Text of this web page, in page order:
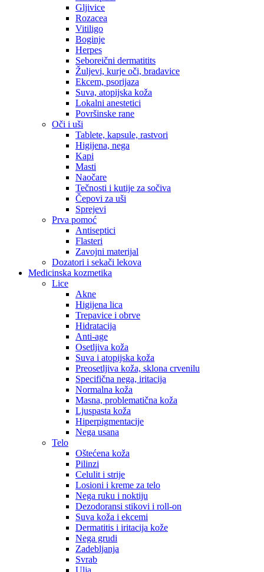
Gljivice
Rozacea
Vitiligo
Boginje
Herpes
Seboreični dermatitits
Žuljevi, kurje oči, bradavice
Ekcem, psorijaza
Suva, atopijska koža
Lokalni anestetici
Površinske rane
Oči i uši
Tablete, kapsule, rastvori
Higijena, nega
Kapi
Masti
Naočare
Tečnosti i kutije za sočiva
Čepovi za uši
Sprejevi
Prva pomoć
Antiseptici
Flasteri
Zavojni materijal
Dozatori i sekači lekova
Medicinska kozmetika
Lice
Akne
Higijena lica
Trepavice i obrve
Hidratacija
Anti-age
Osetljiva koža
Suva i atopijska koža
Preosetljiva koža, sklona crvenilu
Specifična nega, iritacija
Normalna koža
Masna, problematična koža
Ljuspasta koža
Hiperpigmentacije
Nega usana
Telo
Oštećena koža
Pilinzi
Celulit i strije
Losioni i kreme za telo
Nega ruku i noktiju
Dezodoransi stikovi i roll-on
Suva koža i ekcemi
Dermatitis i iritacija kože
Nega grudi
Zadebljanja
Svrab
Ulja